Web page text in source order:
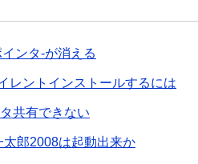
ンタ-が消える
レントインストールするには
共有できない
太郎2008は起動出来か